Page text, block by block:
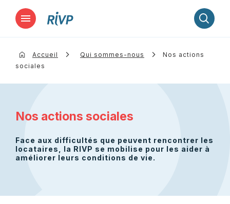
Accueil Qui sommes-nous
Nos actions
sociales
Nos actions sociales
Face aux difficultés que peuvent rencontrer les
locataires, la RIVP se mobilise pour les aider à
améliorer leurs conditions de vie.